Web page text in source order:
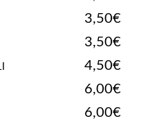
3,50€
3,50€
4,50€
6,00€
6,00€